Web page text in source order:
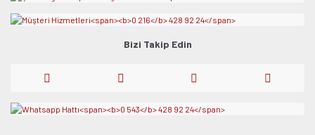
Bizi Takip Edin